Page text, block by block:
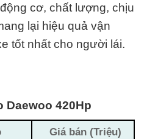
cơ, chất lượng, chịu
lại hiệu quả vận
tốt nhất cho người lái.
Daewoo 420Hp
Giá bán (Triệu)